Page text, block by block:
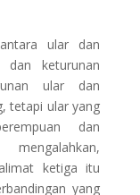
ular dan
dan keturunan
ular dan
tetapi ular yang
dan
ketiga itu
yang